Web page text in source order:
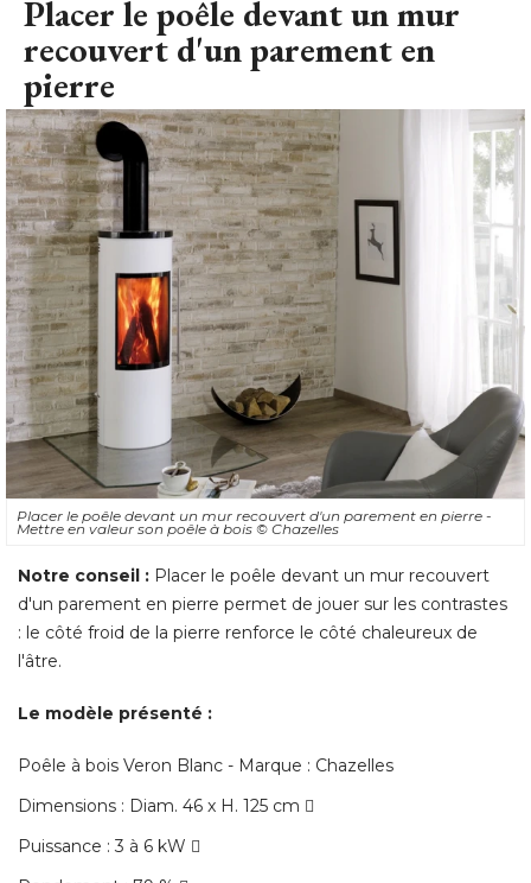
Placer le poêle devant un mur
recouvert d'un parement en
pierre
Placer le poêle devant un mur recouvert d'un parement en pierre -
Mettre en valeur son poêle à bois © Chazelles
Notre conseil : Placer le poêle devant un mur recouvert
d'un parement en pierre permet de jouer sur les contrastes
: le côté froid de la pierre renforce le côté chaleureux de
l'âtre.
Le modèle présenté :
Poêle à bois Veron Blanc - Marque : Chazelles
Dimensions : Diam. 46 x H. 125 cm 􀀀
Puissance : 3 à 6 kW 􀀀